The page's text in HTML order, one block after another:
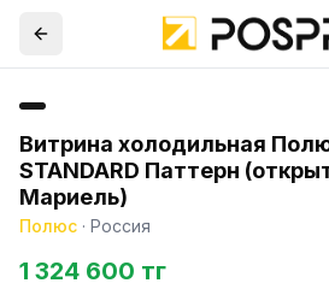
Витрина холодильная
STANDARD Паттерн
Мариель)
Полюс · Россия
1 324 600 тг